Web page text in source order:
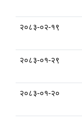
२०८३-०२-१९
२०८३-०१-२९
२०८३-०१-२०